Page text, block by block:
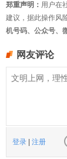
郑重声明： 用户在
建议，据此操作风
机号码、公众号、
网友评论
登录 注册